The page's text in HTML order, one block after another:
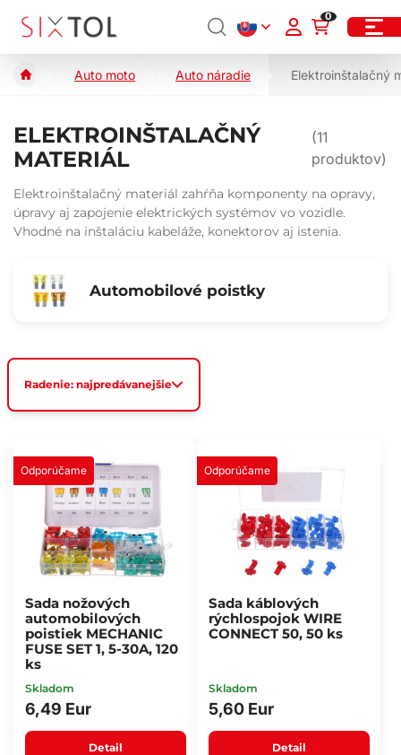
0
Auto moto Auto náradie Elektroinštalačný
ELEKTROINŠTALAČNÝ
MATERIÁL
(11
produktov)
Elektroinštalačný materiál zahŕňa komponenty na opravy,
úpravy aj zapojenie elektrických systémov vo vozidle.
Vhodné na inštaláciu kabeláže, konektorov aj istenia.
Automobilové poistky
Radenie: najpredávanejšie
Odporúčame
Sada nožových
automobilových
poistiek MECHANIC
FUSE SET 1, 5-30A, 120
ks
Skladom
6,49 Eur
Detail
Odporúčame
Sada káblových
rýchlospojok WIRE
CONNECT 50, 50 ks
Skladom
5,60 Eur
Detail